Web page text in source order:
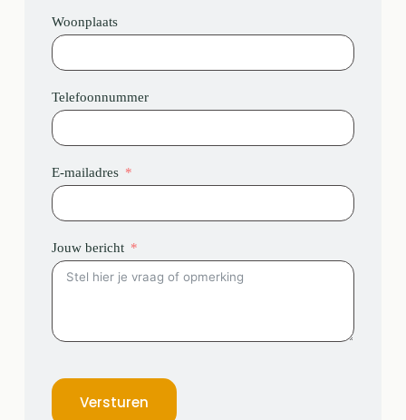
Woonplaats
Telefoonnummer
E-mailadres
Jouw bericht
Versturen